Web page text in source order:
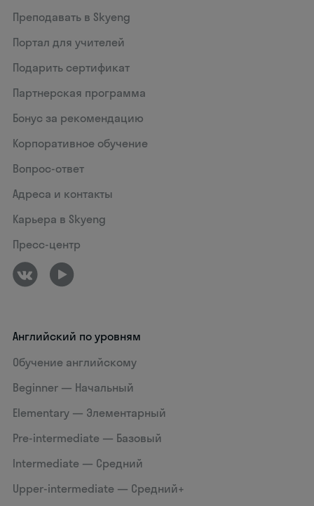
Преподавать в Skyeng
Портал для учителей
Подарить сертификат
Партнерская программа
Бонус за рекомендацию
Корпоративное обучение
Вопрос-ответ
Адреса и контакты
Карьера в Skyeng
Пресс-центр
Английский по уровням
Обучение английскому
Beginner — Начальный
Elementary — Элементарный
Pre-intermediate — Базовый
Intermediate — Средний
Upper-intermediate — Средний+